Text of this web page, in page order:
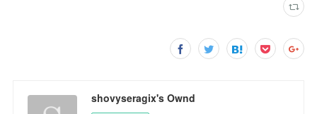
shovyseragix's Ownd